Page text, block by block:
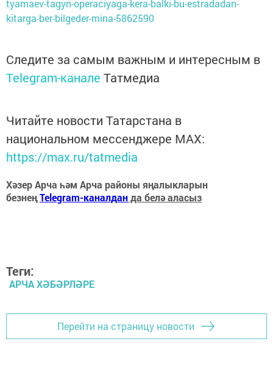
tyamaev-tagyn-operaciyaga-kera-balki-bu-estradadan-
kitarga-ber-bilgeder-mina-5862590
Следите за самым важным и интересным в
Telegram-канале Татмедиа
Читайте новости Татарстана в
национальном мессенджере MАХ:
https://max.ru/tatmedia
Хәзер Арча һәм Арча районы яңалыкларын
безнеңTelegram-каналданда белә аласыз
Теги:
АРЧА ХӘБӘРЛӘРЕ
Перейти на страницу новости